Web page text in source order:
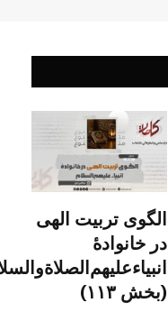
الگوی تربیت الهی
در خانوادۀ
(بخش ۱۱۳)